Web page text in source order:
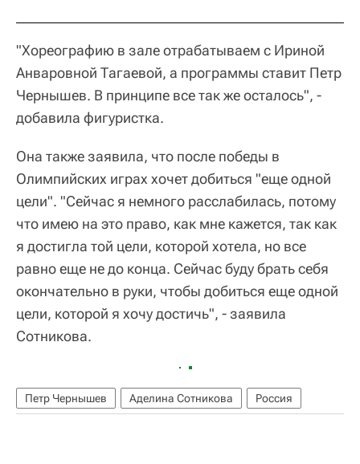
"Хореографию в зале отрабатываем с Ириной
Анваровной Тагаевой, а программы ставит Петр
Чернышев. В принципе все так же осталось", -
добавила фигуристка.
Она также заявила, что после победы в
Олимпийских играх хочет добиться "еще одной
цели". "Сейчас я немного расслабилась, потому
что имею на это право, как мне кажется, так как
я достигла той цели, которой хотела, но все
равно еще не до конца. Сейчас буду брать себя
окончательно в руки, чтобы добиться еще одной
цели, которой я хочу достичь", - заявила
Сотникова.
Петр Чернышев Аделина Сотникова Россия